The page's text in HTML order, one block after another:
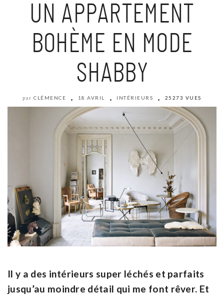
UN APPARTEMENT
BOHÈME EN MODE
SHABBY
par CLÉMENCE 18 AVRIL INTÉRIEURS 25273 VUES
Il y a des intérieurs super léchés et parfaits
jusqu’au moindre détail qui me font rêver. Et